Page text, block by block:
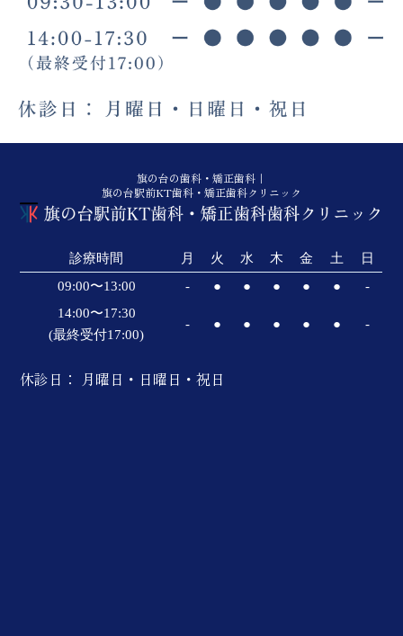
旗の台の歯科・矯正歯科｜
旗の台駅前KT歯科・矯正歯科クリニック
診療時間 月 火 水 木 金 土
日
09:00〜13:00
- ● ● ● ● ●
-
14:00〜17:30
(最終受付17:00)
- ● ● ● ● ● -
休診日： 月曜日・日曜日・祝日